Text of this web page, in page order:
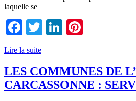
laquelle se
Facebook
TwitterLinkedIn
Lire la suite
LES COMMUNES DE
CARCASSONNE :